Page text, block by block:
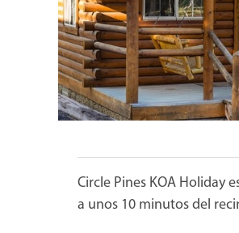
Circle Pines KOA Holiday
a unos 10 minutos del